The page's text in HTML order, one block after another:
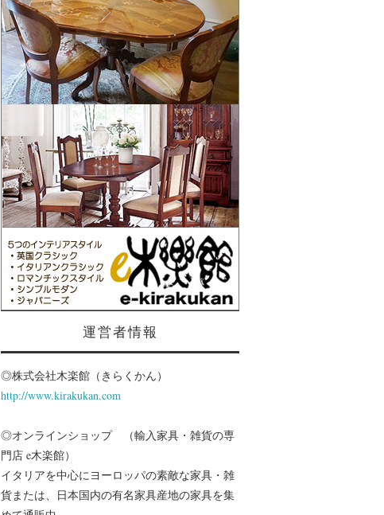
運営者情報
◎株式会社木楽館（きらくかん）
http://www.kirakukan.com
◎オンラインショップ （輸入家具・雑貨の専
門店 e木楽館）
イタリアを中心にヨーロッパの素敵な家具・雑
貨または、日本国内の有名家具産地の家具を集